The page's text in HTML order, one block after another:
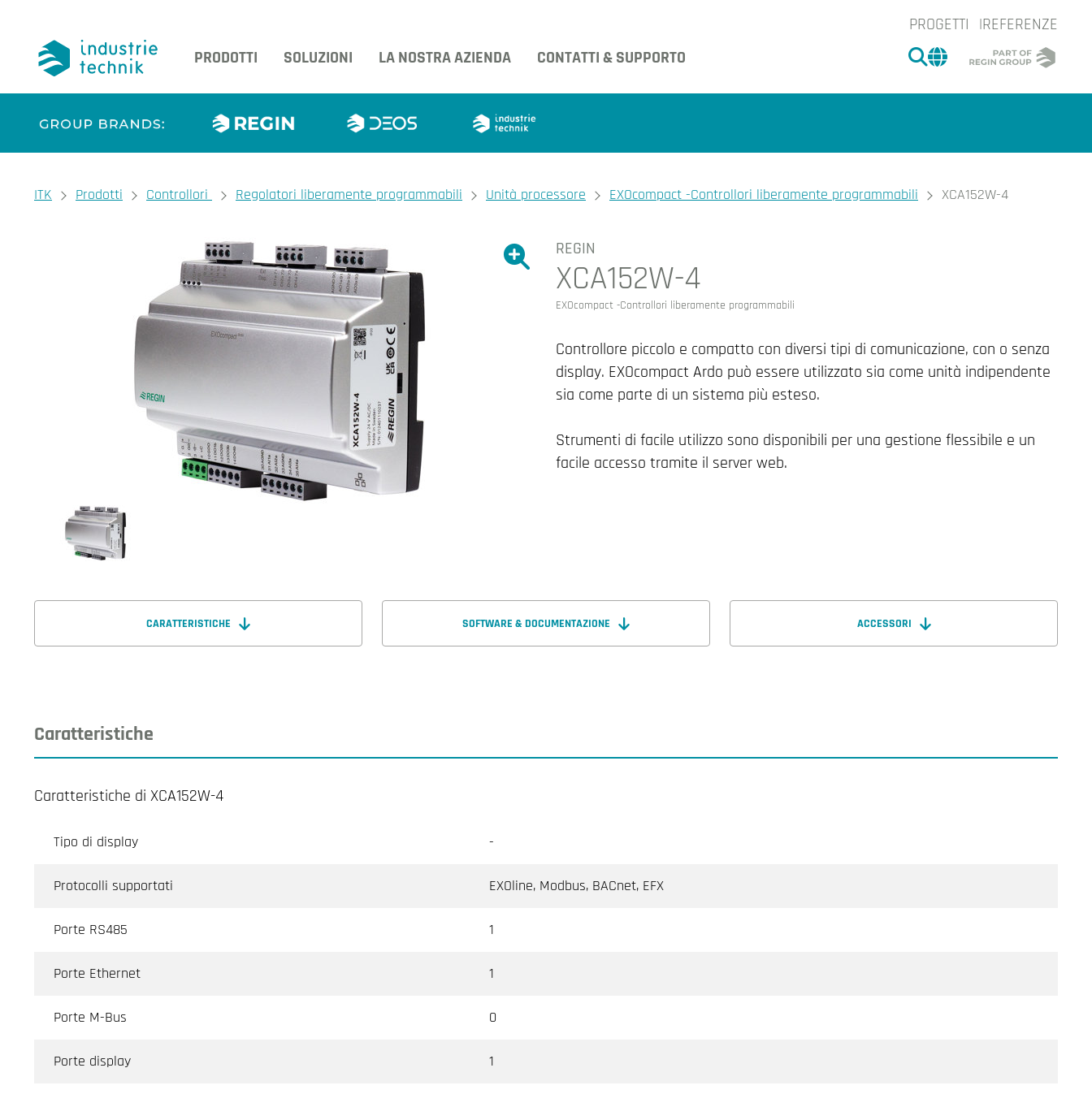
PROGETTI
REFERENZE
PRODOTTI
SOLUZIONI LA NOSTRA AZIENDA CONTATTI & SUPPORTO CERCA
CHANGE MARKET
You are here:
ITK Prodotti Controllori Regolatori liberamente programmabili Unità processore EXOcompact -Controllori liberamente programmabili XCA152W-4
Ingrandire l'immagine.
Ingrandire l'immagine.
REGIN
XCA152W-4
EXOcompact -Controllori liberamente programmabili
Controllore piccolo e compatto con diversi tipi di comunicazione, con o senza
display. EXOcompact Ardo può essere utilizzato sia come unità indipendente
sia come parte di un sistema più esteso.
Strumenti di facile utilizzo sono disponibili per una gestione flessibile e un
facile accesso tramite il server web.
CARATTERISTICHE SOFTWARE & DOCUMENTAZIONE ACCESSORI
Caratteristiche
Caratteristiche di XCA152W-4
Tipo di display -
Protocolli supportati EXOline, Modbus, BACnet, EFX
Porte RS485 1
Porte Ethernet 1
Porte M-Bus 0
Porte display 1